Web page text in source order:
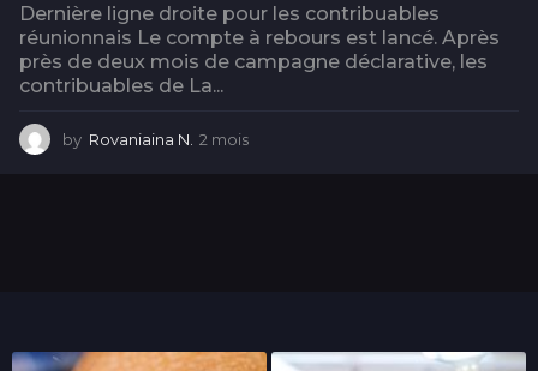
Dernière ligne droite pour les contribuables
réunionnais Le compte à rebours est lancé. Après
près de deux mois de campagne déclarative, les
contribuables de La...
by Rovaniaina N. 2 mois